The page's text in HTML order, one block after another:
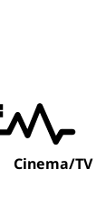
Cinema/TV